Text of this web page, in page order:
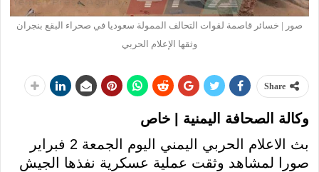
صور | خسائر قاصمة لقوات التحالف الممولة سعوديا في صحراء البقع بنجران
وثقها الإعلام الحربي
Share
وكالة الصحافة اليمنية | خاص
بث الاعلام الحربي اليمني اليوم الجمعة 2 فبراير
صورا لمشاهد وثقت عملية عسكرية نفذها الجيش